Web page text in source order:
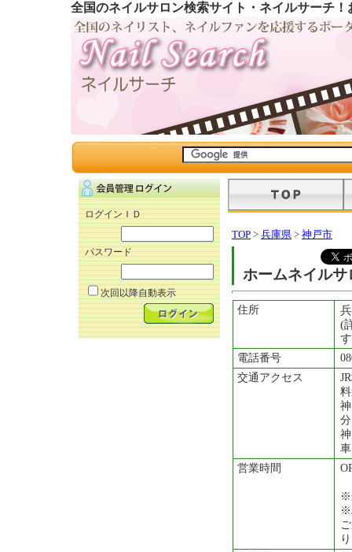
全国のネイルサロン検索サイト・ネイルサーチ
ログインＩＤ
パスワード
次回以降自動表示
TOP > 兵庫県 > 神戸市
ホームネイル
住所
(
電話番号
交通アクセス
分
営業時間
※
※